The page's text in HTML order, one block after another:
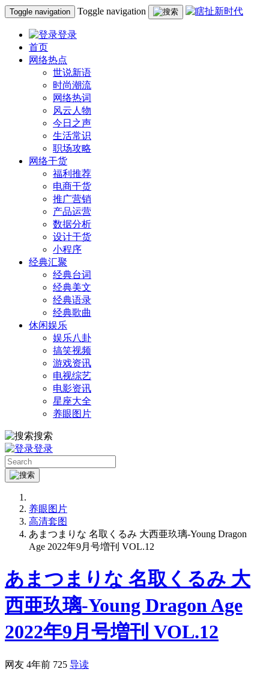
Toggle navigation Toggle navigation
登录
首页
网络热点
世说新语
时尚潮流
网络热词
风云人物
今日之声
生活常识
职场攻略
网络干货
福利推荐
电商干货
推广营销
产品运营
数据分析
设计干货
小程序
经典汇聚
经典台词
经典美文
经典语录
经典歌曲
休闲娱乐
娱乐八卦
搞笑视频
游戏资讯
电视综艺
电影资讯
星座大全
养眼图片
搜索
登录
养眼图片
高清套图
あまつまりな 名取くるみ 大西亜玖璃-Young Dragon
Age 2022年9月号増刊 VOL.12
あまつまりな 名取くるみ 大
西亜玖璃-Young Dragon Age
2022年9月号増刊 VOL.12
网友 4年前 725 导读